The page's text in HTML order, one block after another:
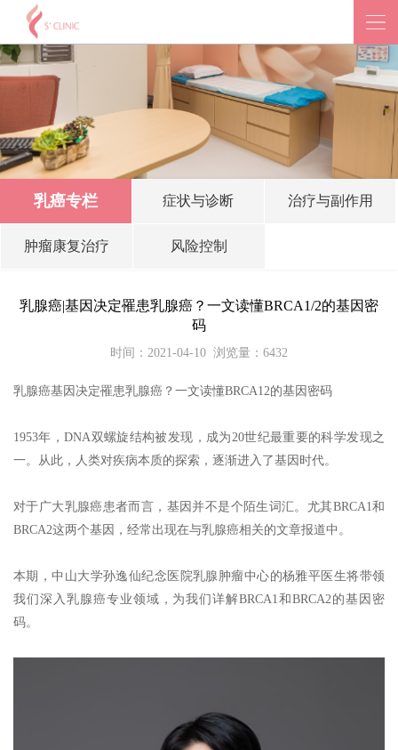
乳癌专栏 症状与诊断 治疗与副作用
肿瘤康复治疗 风险控制
乳腺癌|基因决定罹患乳腺癌？一文读懂BRCA1/2的基因密
码
时间：2021-04-10 浏览量：6432
乳腺癌基因决定罹患乳腺癌？一文读懂BRCA12的基因密码
1953年，DNA双螺旋结构被发现，成为20世纪最重要的科学发现之
一。从此，人类对疾病本质的探索，逐渐进入了基因时代。
对于广大乳腺癌患者而言，基因并不是个陌生词汇。尤其BRCA1和
BRCA2这两个基因，经常出现在与乳腺癌相关的文章报道中。
本期，中山大学孙逸仙纪念医院乳腺肿瘤中心的杨雅平医生将带领
我们深入乳腺癌专业领域，为我们详解BRCA1和BRCA2的基因密
码。